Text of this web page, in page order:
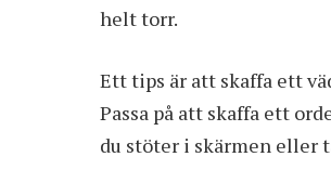
helt torr.
Ett tips är att skaffa ett
Passa på att skaffa ett
du stöter i skärmen eller